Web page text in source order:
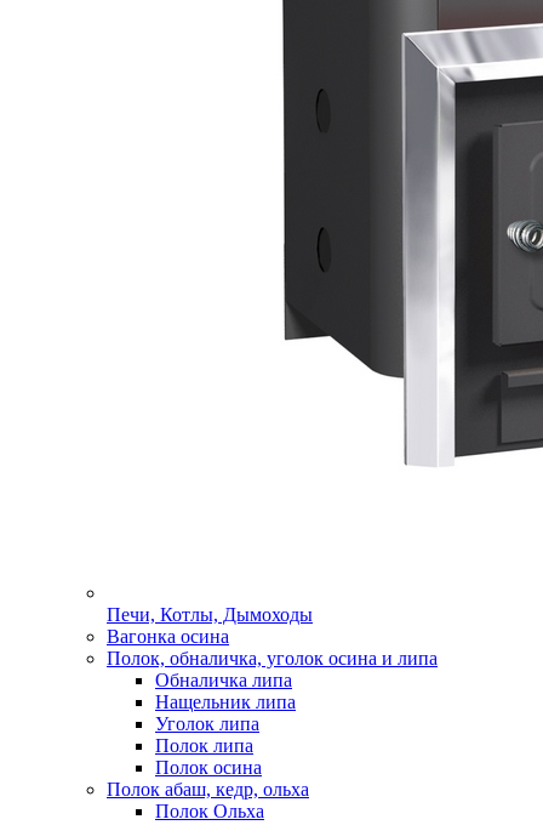
Печи, Котлы, Дымоходы
Вагонка осина
Полок, обналичка, уголок осина и липа
Обналичка липа
Нащельник липа
Уголок липа
Полок липа
Полок осина
Полок абаш, кедр, ольха
Полок Ольха